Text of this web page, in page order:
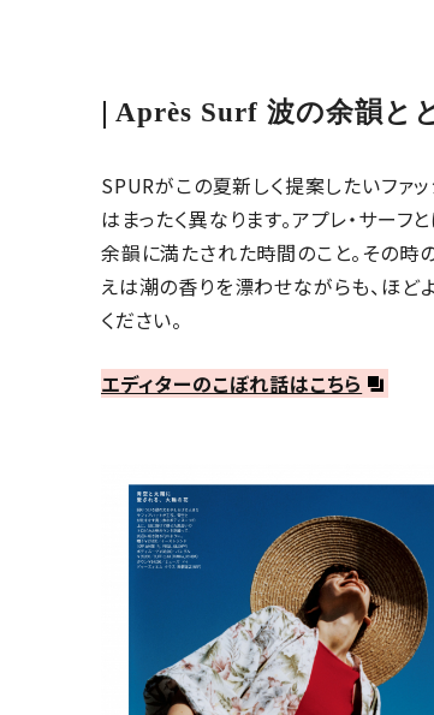
Après Surf 波の余韻と
SPURがこの夏新しく提案したいファ
はまったく異なります。アプレ・サーフ
余韻に満たされた時間のこと。その時
えは潮の香りを漂わせながらも、ほど
ください。
エディターのこぼれ話はこちら